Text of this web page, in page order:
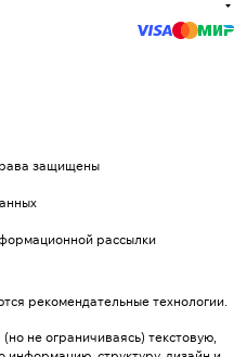
защищены
рассылки
рекомендательные технологии.
не ограничиваясь) текстовую,